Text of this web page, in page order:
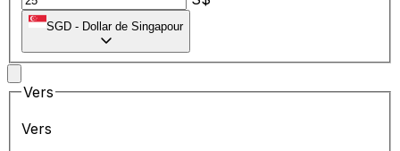
SGD - Dollar de Singapour
Vers
Vers